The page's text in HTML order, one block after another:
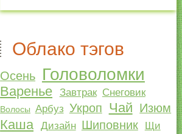
Облако тэгов
Осень Головоломки
Варенье Завтрак Снеговик
Волосы Арбуз Укроп Чай Изюм
Каша Дизайн Шиповник
Щи